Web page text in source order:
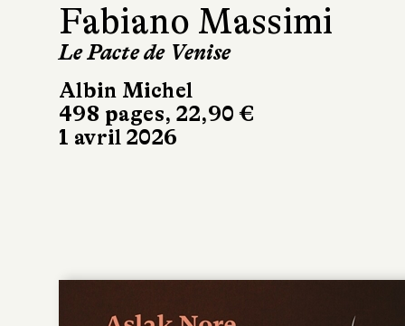
Fabiano Massimi
Le Pacte de Venise
Albin Michel
498 pages, 22,90 €
1 avril 2026